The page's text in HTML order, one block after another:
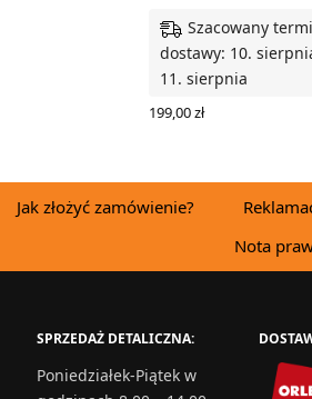
Szacowany
dostawy: 10.
11. sierpnia
199,00zł
Jak złożyć zamówienie?
Nota
SPRZEDAŻ DETALICZNA:
Poniedziałek-Piątek w